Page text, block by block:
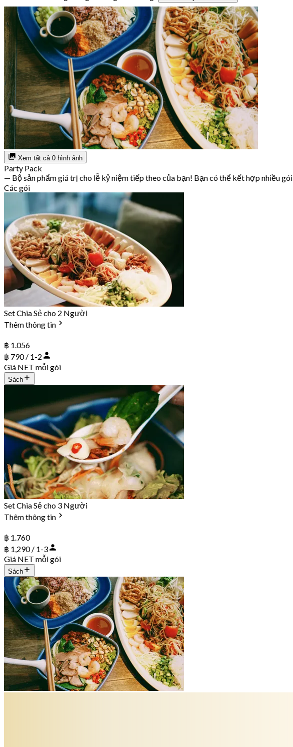
Xem tất cả 0 hình ảnh
Party Pack
— Bộ sản phẩm giá trị cho lễ kỷ niệm tiếp theo của bạn! Bạn có thể kết hợp nhiều gói
Các gói
Set Chia Sẻ cho 2 Người
Thêm thông tin
฿ 1.056
฿ 790 / 1-2
Giá NET mỗi gói
Sách
Set Chia Sẻ cho 3 Người
Thêm thông tin
฿ 1.760
฿ 1,290 / 1-3
Giá NET mỗi gói
Sách